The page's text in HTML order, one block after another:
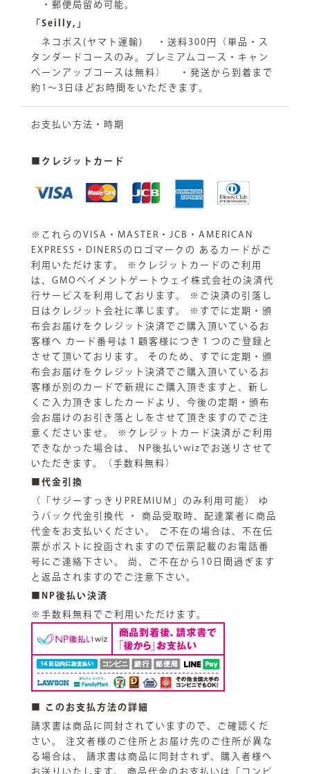
・郵便局留め可能。
「Seilly,」
ネコポス(ヤマト運輸) ・送料300円（単品・ス
タンダードコースのみ。プレミアムコース・キャン
ペーンアップコースは無料） ・発送から到着まで
約1～3日ほどお時間をいただきます。
お支払い方法・時期
■クレジットカード
※これらのVISA・MASTER・JCB・AMERICAN
EXPRESS・DINERSのロゴマークの あるカードがご
利用いただけます。 ※クレジットカードのご利用
は、GMOペイメントゲートウェイ株式会社の決済代
行サービスを利用しております。 ※ご決済の引落し
日はクレジット会社に準じます。 ※すでに定期・頒
布会お届けをクレジット決済でご購入頂いているお
客様へ カード番号は１顧客様につき１つのご登録と
させて頂いております。 そのため、すでに定期・頒
布会お届けをクレジット決済でご購入頂いているお
客様が別のカードで新規にご購入頂きますと、新し
くご入力頂きましたカードより、今後の定期・頒布
会お届けのお引き落としをさせて頂きますのでご注
意くださいませ。 ※クレジットカード決済がご利用
できなかった場合は、 NP後払いwizでお送りさせて
いただきます。（手数料無料）
■代金引換
（「サジーすっきりPREMIUM」のみ利用可能） ゆ
うパック代金引換代 ・ 商品受取時、配達業者に商品
代金をお支払いください。 ご不在の場合は、不在伝
票がポストに投函されますので伝票記載のお電話番
号にご連絡下さい。 尚、ご不在から10日間過ぎます
と返品されますのでご注意下さい。
■NP後払い決済
※手数料無料でご利用いただけます。
■ このお支払方法の詳細
請求書は商品に同封されていますので、ご確認くだ
さい。 注文者様のご住所とお届け先のご住所が異な
る場合は、 請求書は商品に同封されず、購入者様へ
お送りいたします。 商品代金のお支払いは「コンビ